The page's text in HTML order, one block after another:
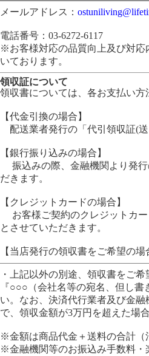
メールアドレス：
電話番号：03-6272-
※お客様対応の品質向上及び対応
いております。
領収証について
領収書については、各お支払い
【代金引換の場合】
配送業者発行の「代引領収証(
【銀行振り込みの場合】
振込みの際、金融機関より発行
だきます。
【クレジットカードの場合】
お客様ご契約のクレジットカー
とさせていただきます。
【当店発行の領収書をご希望の場
・上記以外の別途、領収書をご
『○○○（会社名等の宛名、但し
い。なお、決済代行業者及び金
で、領収金額が3万円を超えた場
※金額は商品代金＋送料の合計（
※金融機関等のお振込み手数料・